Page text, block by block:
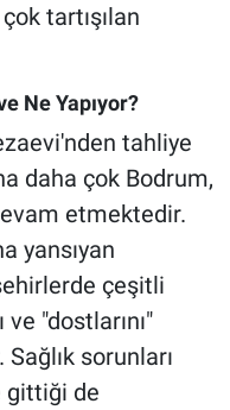
tartışılan
Ne Yapıyor?
tahliye
daha çok Bodrum,
etmektedir.
yansıyan
çeşitli
"dostlarını"
sorunları
gittiği de